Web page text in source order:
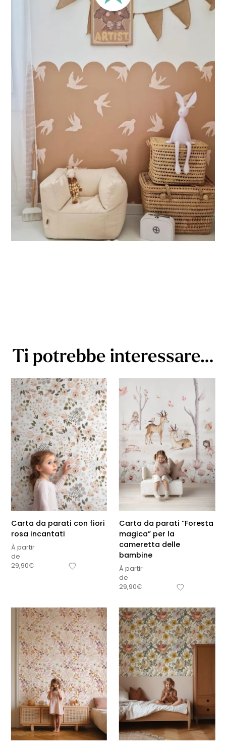
Perfetto per pareti con boiserie o rivestimenti nella parte
inferiore oppure per pareti molto lunghe. Questo formato
concentra il design nella parte superiore della parete.
Progettato per pareti molto grandi, permette di ottenere un
effetto ampio e immersivo.
🔹 Verticale
Ideale per spazi in cui l’altezza è maggiore della larghezza
(scale, pareti strette e alte, ecc.).
Ti potrebbe interessare…
Carta da parati con fiori
rosa incantati
À partir
de
29,90€
Carta da parati “Foresta
magica” per la
cameretta delle
bambine
À partir
de
29,90€